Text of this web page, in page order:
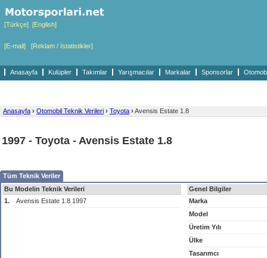
[Türkçe] [English]
[E-mail] [Reklam / İstatistikler]
Anasayfa Kulüpler Takımlar Yarışmacılar Markalar Sponsorlar
Anasayfa › Otomobil Teknik Verileri › Toyota › Avensis Estate 1.8
1997 - Toyota - Avensis Estate 1.8
Tüm Teknik Veriler
Bu Modelin Teknik Verileri
1.
Avensis Estate 1.8 1997
Genel Bilgiler
Marka
Model
Üretim Yılı
Ülke
Tasarımcı